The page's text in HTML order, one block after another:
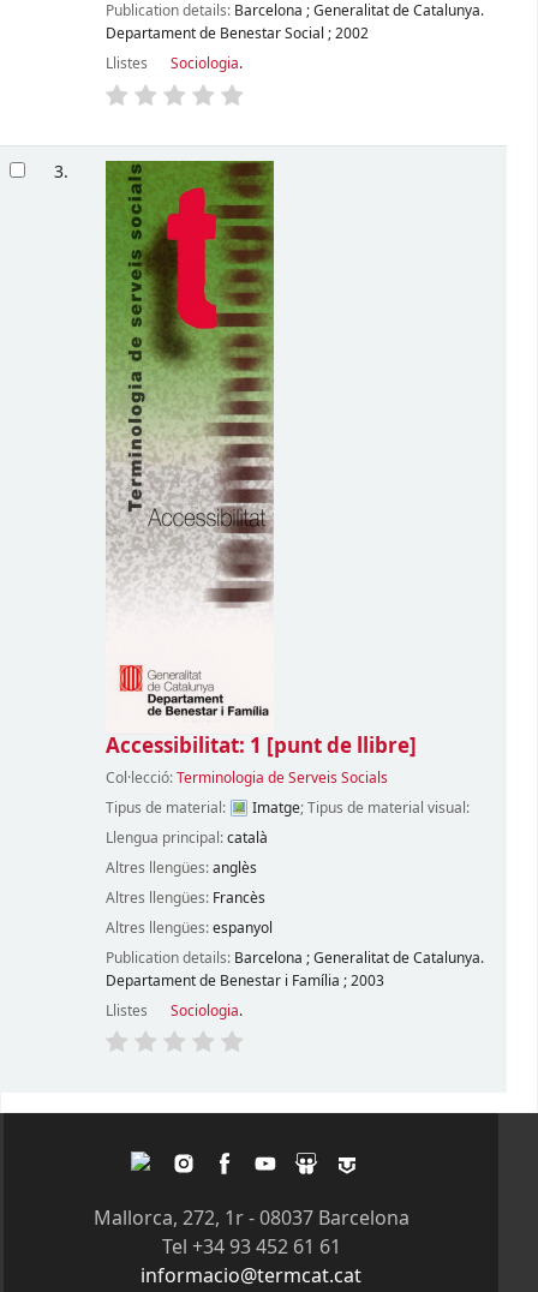
Publication details: Barcelona ;Generalitat de Catalunya.
Departament de Benestar Social ;2002
Llistes
Sociologia.
3.
Accessibilitat: 1 [punt de llibre]
Col·lecció:Terminologia de Serveis Socials
Tipus de material:
Imatge; Tipus de material visual:
Llengua principal:català
Altres llengües:anglès
Altres llengües: Francès
Altres llengües:espanyol
Publication details: Barcelona ;Generalitat de Catalunya.
Departament de Benestar i Família ;2003
Llistes
Sociologia.
Mallorca, 272, 1r - 08037 Barcelona
Tel +34 93 452 61 61
informacio@termcat.cat